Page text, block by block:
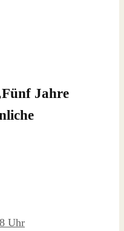
Fünf Jahre
Uhr